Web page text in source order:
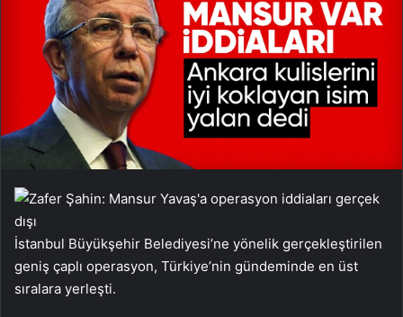
İstanbul Büyükşehir Belediyesi’ne yönelik gerçekleştirilen
geniş çaplı operasyon, Türkiye’nin gündeminde en üst
sıralara yerleşti.